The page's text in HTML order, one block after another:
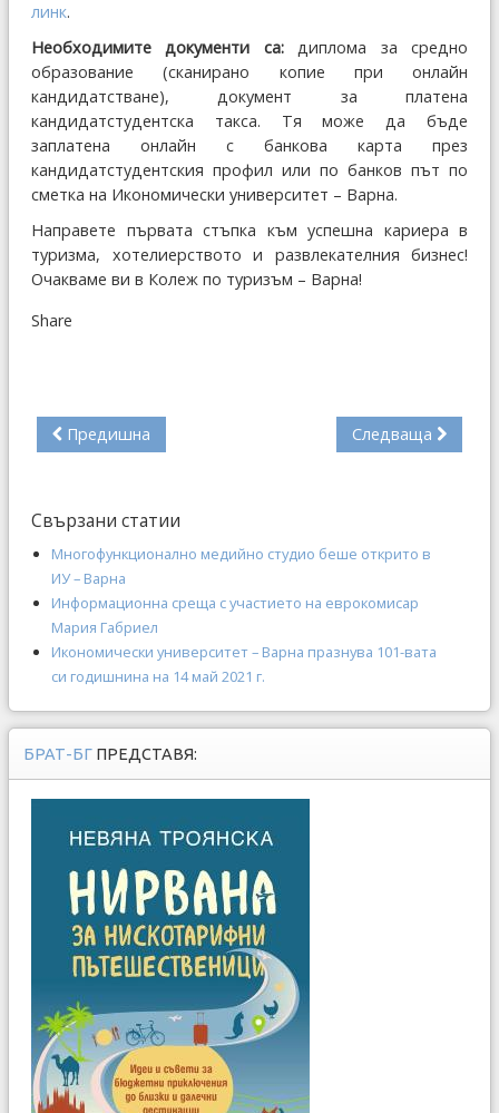
линк.
Необходимите документи са:диплома за средно
образование (сканирано копие при онлайн
кандидатстване), документ за платена
кандидатстудентска такса. Тя може да бъде
заплатена онлайн с банкова карта през
кандидатстудентския профил или по банков път по
сметка на Икономически университет – Варна.
Направете първата стъпка към успешна кариера в
туризма, хотелиерството и развлекателния бизнес!
Очакваме ви в Колеж по туризъм – Варна!
Share
Предишна Следваща
Свързани статии
Многофункционално медийно студио беше открито в
ИУ – Варна
Информационна среща с участието на еврокомисар
Мария Габриел
Икономически университет – Варна празнува 101-вата
си годишнина на 14 май 2021 г.
БРАТ-БГ ПРЕДСТАВЯ: